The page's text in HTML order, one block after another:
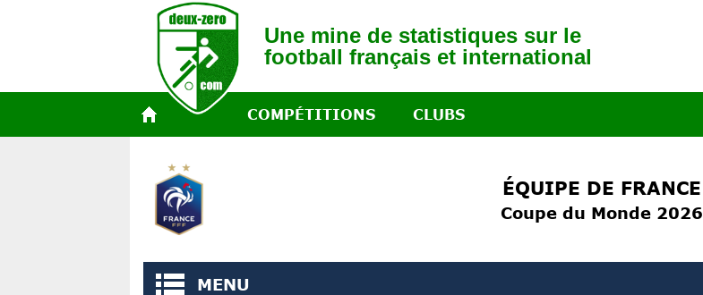
Une mine de statistiques sur le
football français et international
COMPÉTITIONS CLUBS
ÉQUIPE DE FRANCE
Coupe du Monde 2026
MENU